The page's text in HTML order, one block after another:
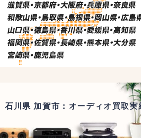
石川県 加賀市：オーディオ買取実